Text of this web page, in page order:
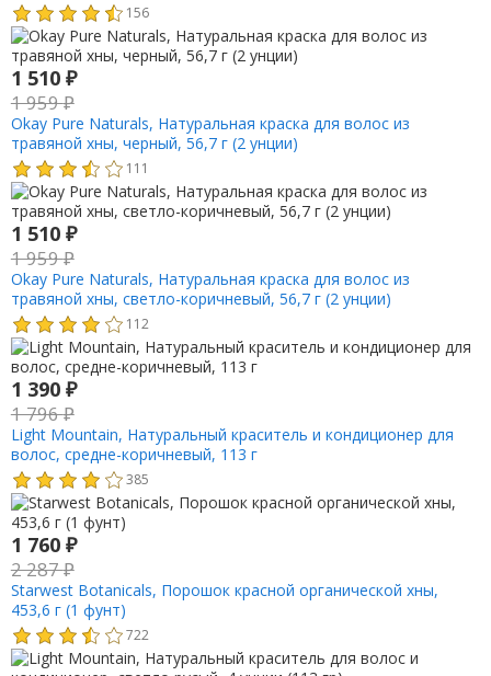
156
1 510 ₽
1 959₽
Okay Pure Naturals, Натуральная краска для волос из
травяной хны, черный, 56,7 г (2 унции)
111
1 510 ₽
1 959₽
Okay Pure Naturals, Натуральная краска для волос из
травяной хны, светло-коричневый, 56,7 г (2 унции)
112
1 390 ₽
1 796₽
Light Mountain, Натуральный краситель и кондиционер для
волос, средне-коричневый, 113 г
385
1 760 ₽
2 287₽
Starwest Botanicals, Порошок красной органической хны,
453,6 г (1 фунт)
722